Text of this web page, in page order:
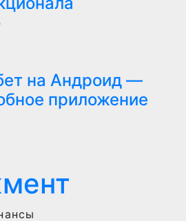
на Андроид —
приложение